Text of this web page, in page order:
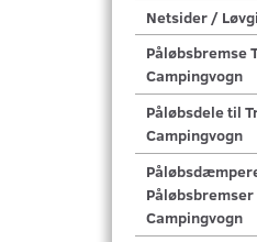
Netsider /
Påløbsbremse
Campingvogn
Påløbsdele til
Campingvogn
Campingvogn